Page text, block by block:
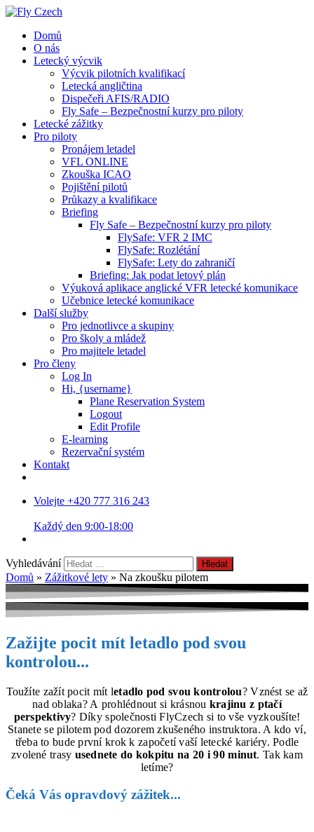
Domů
O nás
Letecký výcvik
Výcvik pilotních kvalifikací
Letecká angličtina
Dispečeři AFIS/RADIO
Fly Safe – Bezpečnostní kurzy pro piloty
Letecké zážitky
Pro piloty
Pronájem letadel
VFL ONLINE
Zkouška ICAO
Pojištění pilotů
Průkazy a kvalifikace
Briefing
Fly Safe – Bezpečnostní kurzy pro piloty
FlySafe: VFR 2 IMC
FlySafe: Rozlétání
FlySafe: Lety do zahraničí
Briefing: Jak podat letový plán
Výuková aplikace anglické VFR letecké komunikace
Učebnice letecké komunikace
Další služby
Pro jednotlivce a skupiny
Pro školy a mládež
Pro majitele letadel
Pro členy
Log In
Hi, {username}
Plane Reservation System
Logout
Edit Profile
E-learning
Rezervační systém
Kontakt
Volejte +420 777 316 243
Každý den 9:00-18:00
Vyhledávání
Domů » Zážitkové lety » Na zkoušku pilotem
Zažijte pocit mít letadlo pod svou
kontrolou...
Toužíte zažít pocit mít letadlo pod svou kontrolou? Vznést se až
nad oblaka? A prohlédnout si krásnou krajinu z ptačí
perspektivy? Díky společnosti FlyCzech si to vše vyzkoušíte!
Stanete se pilotem pod dozorem zkušeného instruktora. A kdo ví,
třeba to bude první krok k započetí vaší letecké kariéry. Podle
zvolené trasy usednete do kokpitu na 20 i 90 minut. Tak kam
letíme?
Čeká Vás opravdový zážitek...​